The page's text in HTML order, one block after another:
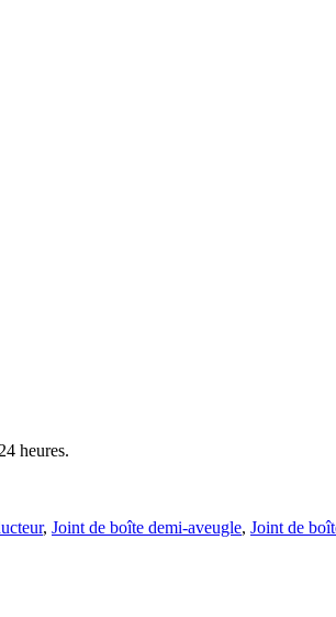
heures.
, Joint de boîte demi-aveugle, Joint de